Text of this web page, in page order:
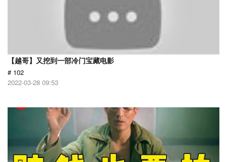
【越哥】又挖到一部冷门宝藏电影
# 102
2022-03-28 09:53